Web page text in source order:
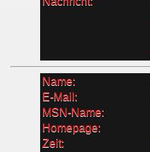
Name:
E-Mail:
MSN-Name:
Homepage:
Zeit: